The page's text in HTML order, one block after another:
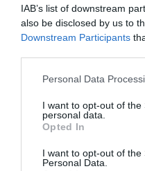
IAB’s list of downstream
also be disclosed by us to
Downstream Participants
Personal Data
I want to opt-out of the
personal data.
Opted In
I want to opt-out of the
Personal Data.
Σωκράτης*, στην
αναφέρει ότι από την
ανατράφηκε «έν
« Προηγούμενη